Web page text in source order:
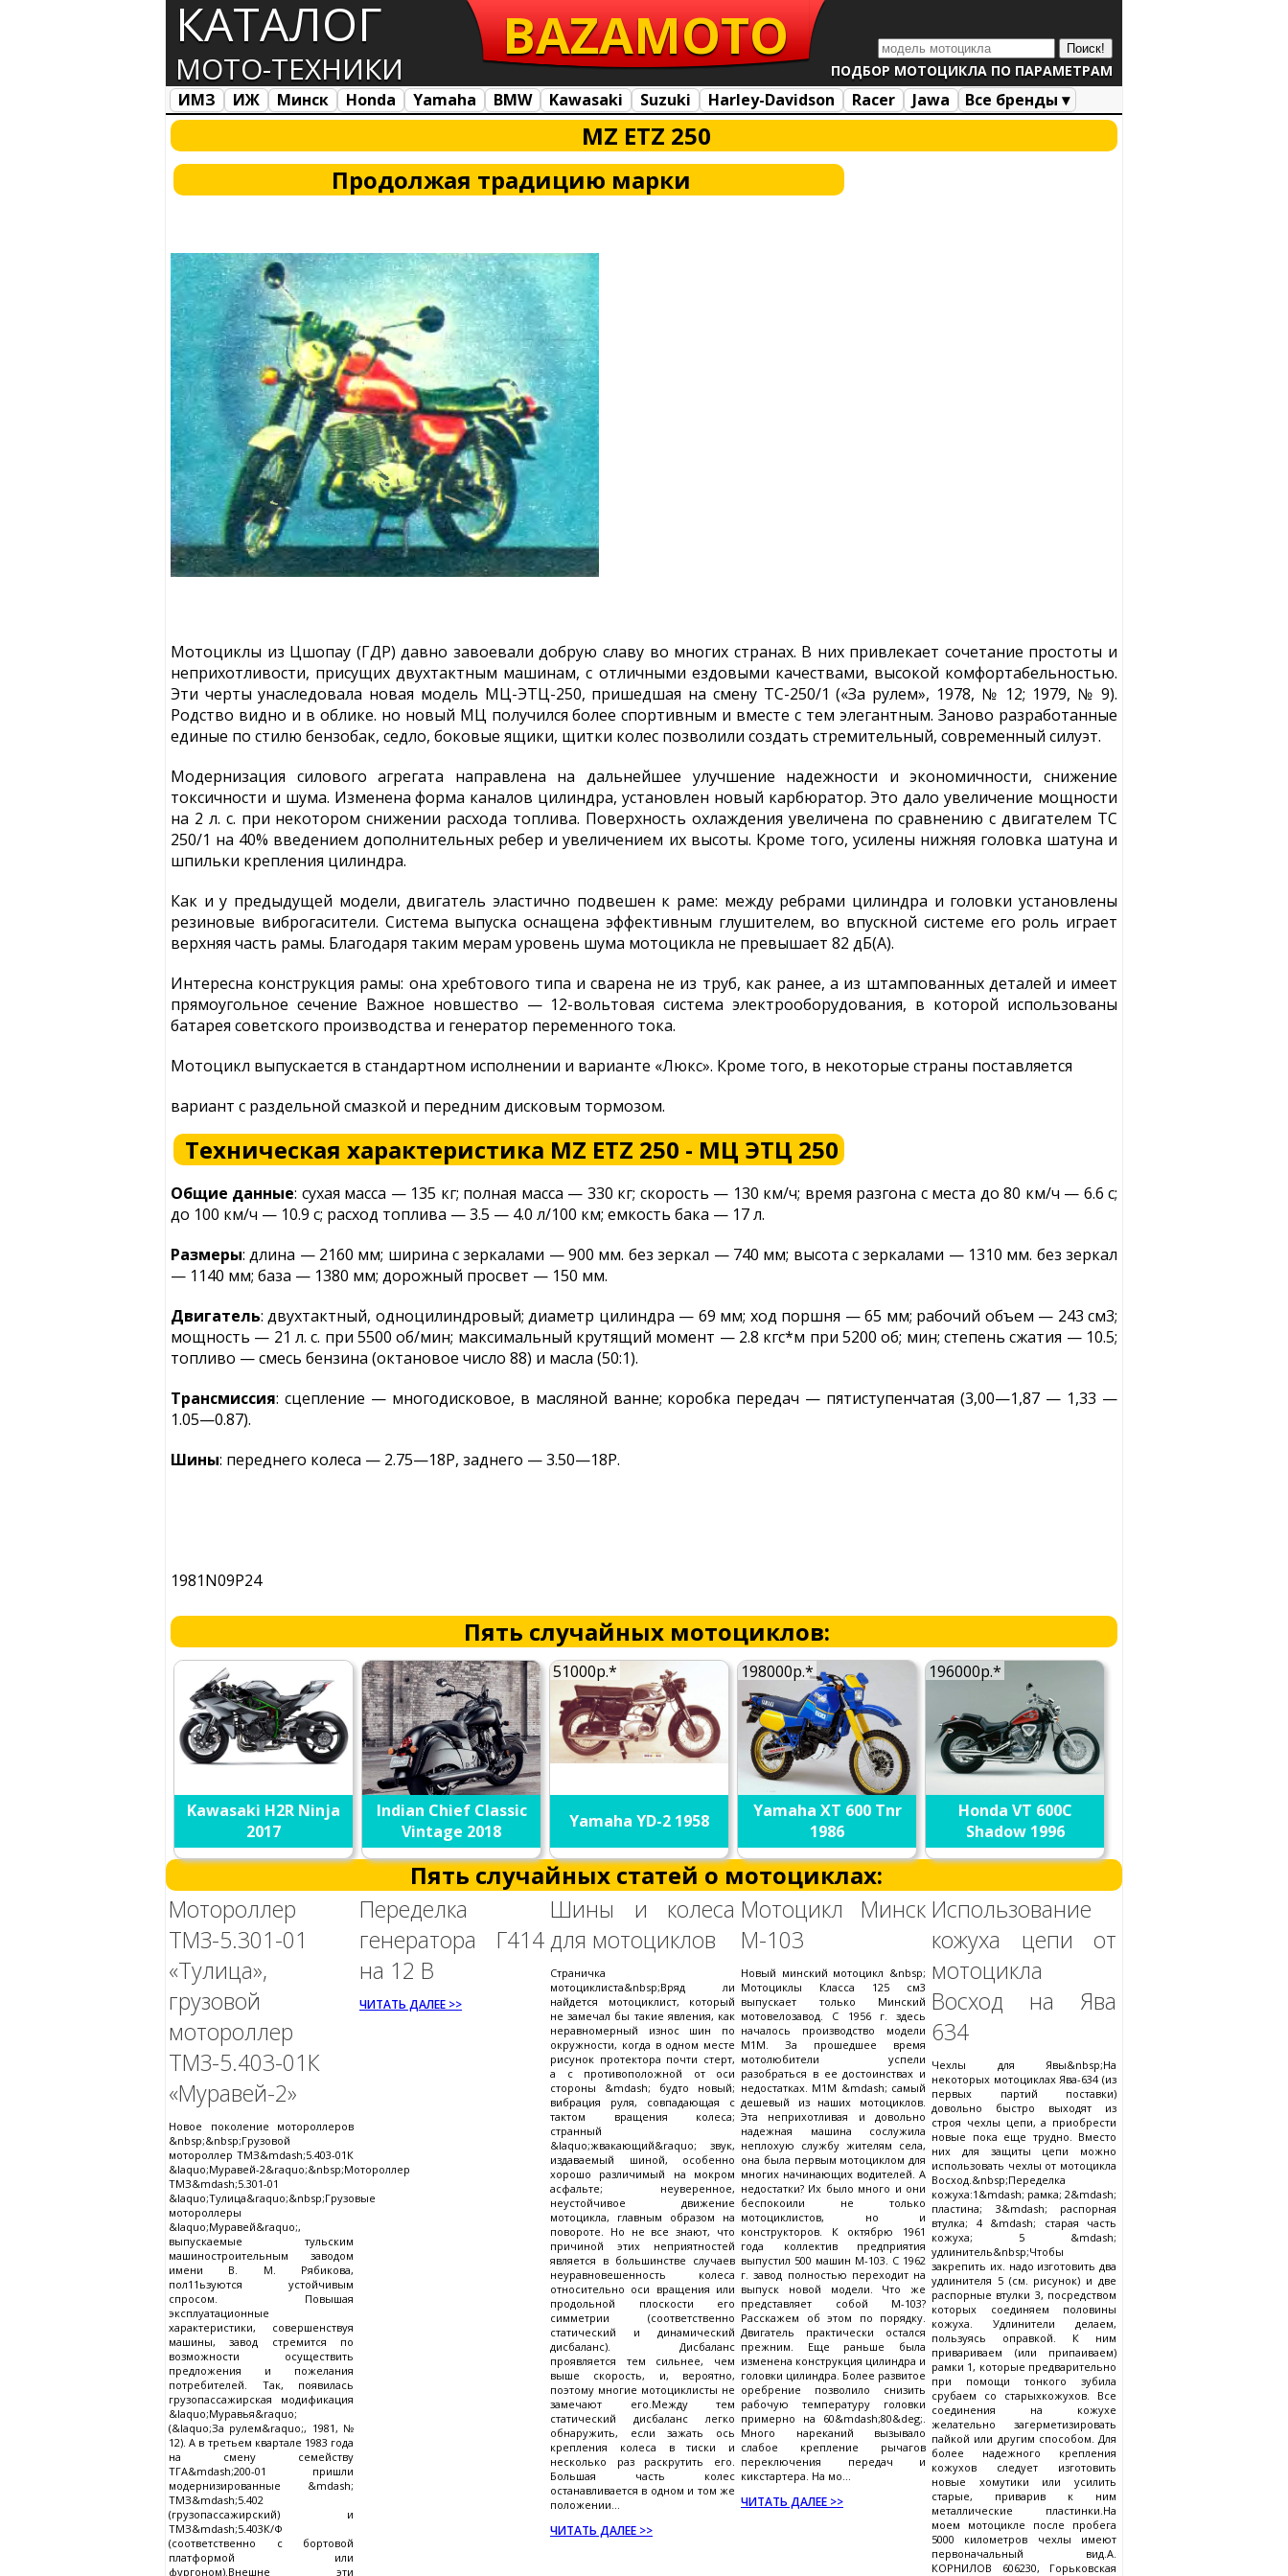
КАТАЛОГ
МОТО-ТЕХНИКИ ПОДБОР МОТОЦИКЛА ПО ПАРАМЕТРАМ
BAZAMOTO
ИМЗ ИЖ Минск Honda Yamaha BMW Kawasaki Suzuki Harley-Davidson Racer Jawa
Все бренды ▾
Все марки
Загрузка...
MZ ETZ 250
Продолжая традицию марки
Мотоциклы из Цшопау (ГДР) давно завоевали добрую славу во многих странах. В них привлекает сочетание простоты и
неприхотливости, присущих двухтактным машинам, с отличными ездовыми качествами, высокой комфортабельностью.
Эти черты унаследовала новая модель МЦ-ЭТЦ-250, пришедшая на смену ТС-250/1 («За рулем», 1978, № 12; 1979, № 9).
Родство видно и в облике. но новый МЦ получился более спортивным и вместе с тем элегантным. Заново разработанные
единые по стилю бензобак, седло, боковые ящики, щитки колес позволили создать стремительный, современный силуэт.
Модернизация силового агрегата направлена на дальнейшее улучшение надежности и экономичности, снижение
токсичности и шума. Изменена форма каналов цилиндра, установлен новый карбюратор. Это дало увеличение мощности
на 2 л. с. при некотором снижении расхода топлива. Поверхность охлаждения увеличена по сравнению с двигателем ТС
250/1 на 40% введением дополнительных ребер и увеличением их высоты. Кроме того, усилены нижняя головка шатуна и
шпильки крепления цилиндра.
Как и у предыдущей модели, двигатель эластично подвешен к раме: между ребрами цилиндра и головки установлены
резиновые виброгасители. Система выпуска оснащена эффективным глушителем, во впускной системе его роль играет
верхняя часть рамы. Благодаря таким мерам уровень шума мотоцикла не превышает 82 дБ(А).
Интересна конструкция рамы: она хребтового типа и сварена не из труб, как ранее, а из штампованных деталей и имеет
прямоугольное сечение Важное новшество — 12-вольтовая система электрооборудования, в которой использованы
батарея советского производства и генератор переменного тока.
Мотоцикл выпускается в стандартном исполнении и варианте «Люкс». Кроме того, в некоторые страны поставляется
вариант с раздельной смазкой и передним дисковым тормозом.
Техническая характеристика MZ ETZ 250 - МЦ ЭТЦ 250
Общие данные: сухая масса — 135 кг; полная масса — 330 кг; скорость — 130 км/ч; время разгона с места до 80 км/ч — 6.6 с;
до 100 км/ч — 10.9 с; расход топлива — 3.5 — 4.0 л/100 км; емкость бака — 17 л.
Размеры: длина — 2160 мм; ширина с зеркалами — 900 мм. без зеркал — 740 мм; высота с зеркалами — 1310 мм. без зеркал
— 1140 мм; база — 1380 мм; дорожный просвет — 150 мм.
Двигатель: двухтактный, одноцилиндровый; диаметр цилиндра — 69 мм; ход поршня — 65 мм; рабочий объем — 243 см3;
мощность — 21 л. с. при 5500 об/мин; максимальный крутящий момент — 2.8 кгс*м при 5200 об; мин; степень сжатия — 10.5;
топливо — смесь бензина (октановое число 88) и масла (50:1).
Трансмиссия: сцепление — многодисковое, в масляной ванне; коробка передач — пятиступенчатая (3,00—1,87 — 1,33 —
1.05—0.87).
Шины: переднего колеса — 2.75—18Р, заднего — 3.50—18Р.
1981N09P24
Пять случайных мотоциклов:
Kawasaki H2R Ninja
2017
Indian Chief Classic
Vintage 2018
51000р.*
Yamaha YD-2 1958
198000р.*
Yamaha XT 600 Tnr
1986
196000р.*
Honda VT 600C
Shadow 1996
Пять случайных статей о мотоциклах:
Мотороллер
ТМЗ-5.301-01
«Тулица»,
грузовой
мотороллер
ТМЗ-5.403-01К
«Муравей-2»
Новое поколение мотороллеров
&nbsp;&nbsp;Грузовой
мотороллер ТМЗ&mdash;5.403-01К
&laquo;Муравей-2&raquo;&nbsp;Мотороллер
ТМЗ&mdash;5.301-01
&laquo;Тулица&raquo;&nbsp;Грузовые
мотороллеры
&laquo;Муравей&raquo;,
выпускаемые тульским
машиностроительным заводом
имени В. М. Рябикова,
пол11ьзуются устойчивым
спросом. Повышая
эксплуатационные
характеристики, совершенствуя
машины, завод стремится по
возможности осуществить
предложения и пожелания
потребителей. Так, появилась
грузопассажирская модификация
&laquo;Муравья&raquo;
(&laquo;За рулем&raquo;, 1981, №
12). А в третьем квартале 1983 года
на смену семейству
ТГА&mdash;200-01 пришли
модернизированные &mdash;
ТМЗ&mdash;5.402
(грузопассажирский) и
ТМЗ&mdash;5.403К/Ф
(соответственно с бортовой
платформой или
фургоном).Внешне эти
Переделка
генератора Г414
на 12 В
ЧИТАТЬ ДАЛЕЕ >>
Шины и колеса
для мотоциклов
Страничка
мотоциклиста&nbsp;Вряд ли
найдется мотоциклист, который
не замечал бы такие явления, как
неравномерный износ шин по
окружности, когда в одном месте
рисунок протектора почти стерт,
а с противоположной от оси
стороны &mdash; будто новый;
вибрация руля, совпадающая с
тактом вращения колеса;
странный
&laquo;жвакающий&raquo; звук,
издаваемый шиной, особенно
хорошо различимый на мокром
асфальте; неуверенное,
неустойчивое движение
мотоцикла, главным образом на
повороте. Но не все знают, что
причиной этих неприятностей
является в большинстве случаев
неуравновешенность колеса
относительно оси вращения или
продольной плоскости его
симметрии (соответственно
статический и динамический
дисбаланс). Дисбаланс
проявляется тем сильнее, чем
выше скорость, и, вероятно,
поэтому многие мотоциклисты не
замечают его.Между тем
статический дисбаланс легко
обнаружить, если зажать ось
крепления колеса в тиски и
несколько раз раскрутить его.
Большая часть колес
останавливается в одном и том же
положении...
ЧИТАТЬ ДАЛЕЕ >>
Мотоцикл Минск
М-103
Новый минский мотоцикл &nbsp;
Мотоциклы Класса 125 см3
выпускает только Минский
мотовелозавод. С 1956 г. здесь
началось производство модели
М1М. За прошедшее время
мотолюбители успели
разобраться в ее достоинствах и
недостатках. М1М &mdash; самый
дешевый из наших мотоциклов.
Эта неприхотливая и довольно
надежная машина сослужила
неплохую службу жителям села,
она была первым мотоциклом для
многих начинающих водителей. А
недостатки? Их было много и они
беспокоили не только
мотоциклистов, но и
конструкторов. К октябрю 1961
года коллектив предприятия
выпустил 500 машин М-103. С 1962
г. завод полностью переходит на
выпуск новой модели. Что же
представляет собой М-103?
Расскажем об этом по порядку.
Двигатель практически остался
прежним. Еще раньше была
изменена конструкция цилиндра и
головки цилиндра. Более развитое
оребрение позволило снизить
рабочую температуру головки
примерно на 60&mdash;80&deg;.
Много нареканий вызывало
слабое крепление рычагов
переключения передач и
кикстартера. На мо...
ЧИТАТЬ ДАЛЕЕ >>
Использование
кожуха цепи от
мотоцикла
Восход на Ява
634
Чехлы для Явы&nbsp;На
некоторых мотоциклах Ява-634 (из
первых партий поставки)
довольно быстро выходят из
строя чехлы цепи, а приобрести
новые пока еще трудно. Вместо
них для защиты цепи можно
использовать чехлы от мотоцикла
Восход.&nbsp;Переделка
кожуха:1&mdash; рамка; 2&mdash;
пластина; 3&mdash; распорная
втулка; 4 &mdash; старая часть
кожуха; 5 &mdash;
удлинитель&nbsp;Чтобы
закрепить их. надо изготовить два
удлинителя 5 (см. рисунок) и две
распорные втулки 3, посредством
которых соединяем половины
кожуха. Удлинители делаем,
пользуясь оправкой. К ним
привариваем (или припаиваем)
рамки 1, которые предварительно
при помощи тонкого зубила
срубаем со старыхкожухов. Все
соединения на кожухе
желательно загерметизировать
пайкой или другим способом. Для
более надежного крепления
кожухов следует изготовить
новые хомутики или усилить
старые, приварив к ним
металлические пластинки.На
моем мотоцикле после пробега
5000 километров чехлы имеют
первоначальный вид.А.
КОРНИЛОВ 606230, Горьковская